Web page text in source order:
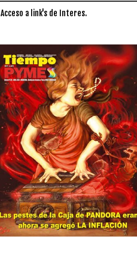
a link's de Interes.